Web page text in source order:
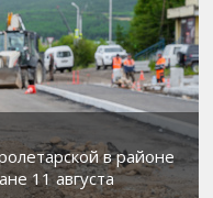
в районе
11 августа